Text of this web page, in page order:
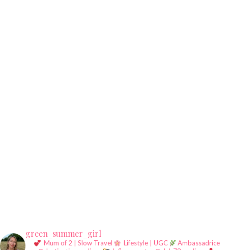
green_summer_girl
Mum of 2 | Slow Travel Lifestyle | UGC
Ambassadrice